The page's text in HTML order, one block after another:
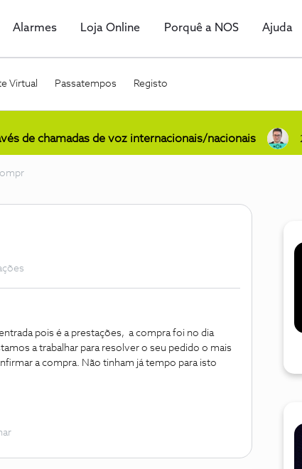
Alarmes Loja Online Porquê a NOS Ajuda
Virtual Passatempos Registo
de chamadas de voz internacionais/nacionais
pois é a prestações, a compra foi no dia
a trabalhar para resolver o seu pedido o mais
a compra. Não tinham já tempo para isto